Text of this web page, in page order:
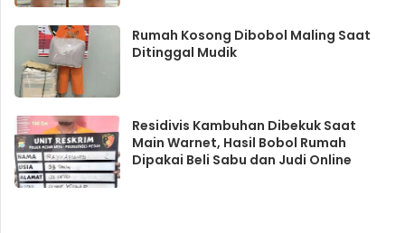
Rumah Kosong Dibobol Maling Saat
Ditinggal Mudik
Residivis Kambuhan Dibekuk Saat
Main Warnet, Hasil Bobol Rumah
Dipakai Beli Sabu dan Judi Online